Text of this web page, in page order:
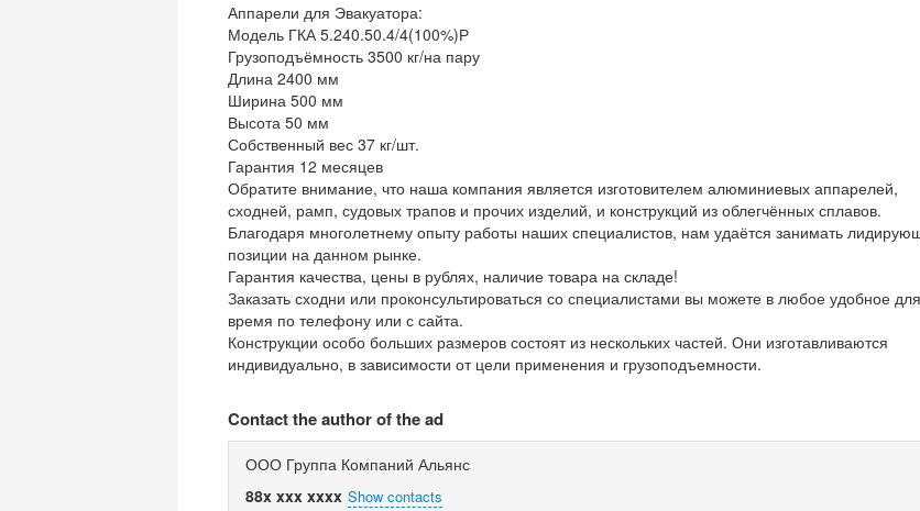
Аппарели для Эвакуатора:
Модель ГКА 5.240.50.4/4(100%)Р
Грузоподъёмность 3500 кг/на пару
Длина 2400 мм
Ширина 500 мм
Высота 50 мм
Собственный вес 37 кг/шт.
Гарантия 12 месяцев
Обратите внимание, что наша компания является изготовителем алюминиевых аппарелей,
сходней, рамп, судовых трапов и прочих изделий, и конструкций из облегчённых сплавов.
Благодаря многолетнему опыту работы наших специалистов, нам удаётся занимать
позиции на данном рынке.
Гарантия качества, цены в рублях, наличие товара на складе!
Заказать сходни или проконсультироваться со специалистами вы можете в любое удобное
время по телефону или с сайта.
Конструкции особо больших размеров состоят из нескольких частей. Они изготавливаются
индивидуально, в зависимости от цели применения и грузоподъемности.
Contact the author of the ad
ООО Группа Компаний Альянс
88x xxx xxxx Show contacts